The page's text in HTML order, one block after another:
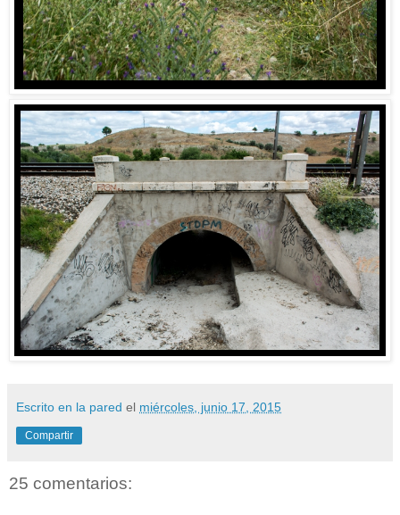
Escrito en la pared el miércoles, junio 17, 2015
Compartir
25 comentarios: